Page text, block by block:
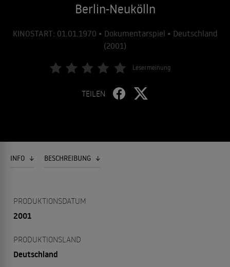
Berlin-Neukölln
KINOSTART: 01.01.1970 • Dokumentarspiel • Deutschland
(2001)
Lesermeinung
TEILEN
INFO BESCHREIBUNG
PRODUKTIONSDATUM
2001
PRODUKTIONSLAND
Deutschland